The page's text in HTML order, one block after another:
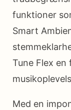
funktioner
Smart
Tune Flex
Med en